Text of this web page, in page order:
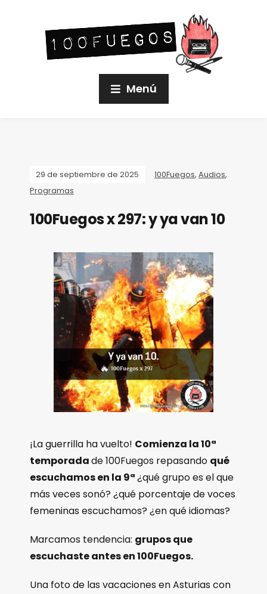
Menú
29 de septiembre de 2025 100Fuegos, Audios,
Programas
100Fuegos x 297: y ya van 10
¡La guerrilla ha vuelto! Comienza la 10ª
temporadade 100Fuegos repasando qué
escuchamos en la 9ª¿qué grupo es el que
más veces sonó? ¿qué porcentaje de voces
femeninas escuchamos? ¿en qué idiomas?
Marcamos tendencia: grupos que
escuchaste antes en 100Fuegos.
Una foto de las vacaciones en Asturias con